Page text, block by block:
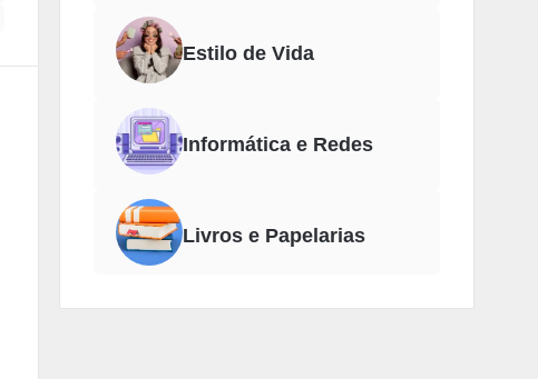
Estilo de Vida
Informática e Redes
Livros e Papelarias